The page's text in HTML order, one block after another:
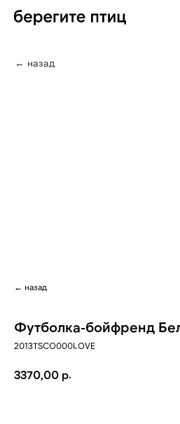
← назад
← назад
Футболка-бойфренд
2013TSCO000LOVE
3370,00 р.